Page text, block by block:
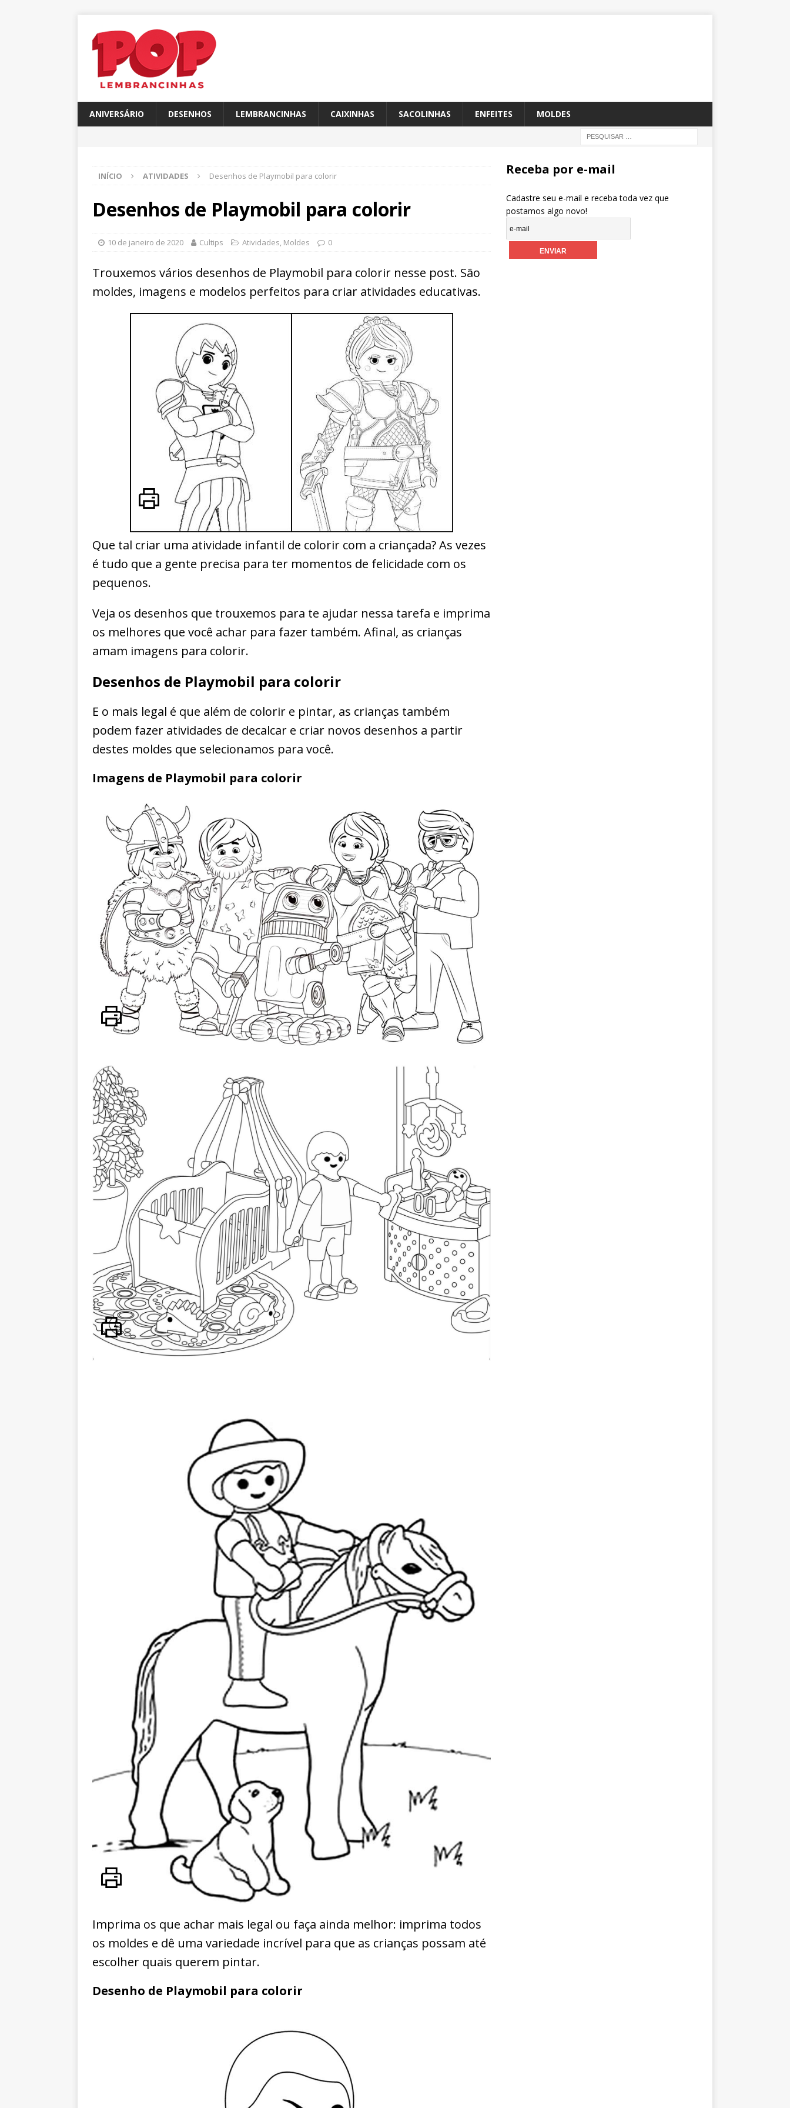
ANIVERSÁRIO DESENHOS LEMBRANCINHAS CAIXINHAS SACOLINHAS ENFEITES MOLDES
INÍCIO ATIVIDADES Desenhos de Playmobil para colorir
Desenhos de Playmobil para colorir
10 de janeiro de 2020 Cultips Atividades, Moldes 0
Trouxemos vários desenhos de Playmobil para colorir nesse post. São
moldes, imagens e modelos perfeitos para criar atividades educativas.
Que tal criar uma atividade infantil de colorir com a criançada? As vezes
é tudo que a gente precisa para ter momentos de felicidade com os
pequenos.
Veja os desenhos que trouxemos para te ajudar nessa tarefa e imprima
os melhores que você achar para fazer também. Afinal, as crianças
amam imagens para colorir.
Desenhos de Playmobil para colorir
E o mais legal é que além de colorir e pintar, as crianças também
podem fazer atividades de decalcar e criar novos desenhos a partir
destes moldes que selecionamos para você.
Imagens de Playmobil para colorir
Imprima os que achar mais legal ou faça ainda melhor: imprima todos
os moldes e dê uma variedade incrível para que as crianças possam até
escolher quais querem pintar.
Desenho de Playmobil para colorir
Receba por e-mail
Cadastre seu e-mail e receba toda vez que
postamos algo novo!